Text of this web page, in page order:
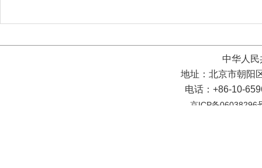
中华人
地址：北京市朝阳
电话：+86-10-
京ICP备06038296